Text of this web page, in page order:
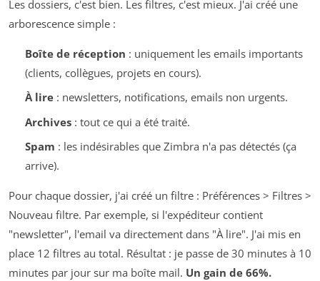
Les dossiers, c'est bien. Les filtres, c'est mieux. J'ai créé une
arborescence simple :
Boîte de réception : uniquement les emails importants
(clients, collègues, projets en cours).
À lire: newsletters, notifications, emails non urgents.
Archives: tout ce qui a été traité.
Spam : les indésirables que Zimbra n'a pas détectés (ça
arrive).
Pour chaque dossier, j'ai créé un filtre : Préférences > Filtres >
Nouveau filtre. Par exemple, si l'expéditeur contient
"newsletter", l'email va directement dans "À lire". J'ai mis en
place 12 filtres au total. Résultat : je passe de 30 minutes à 10
minutes par jour sur ma boîte mail. Un gain de 66%.